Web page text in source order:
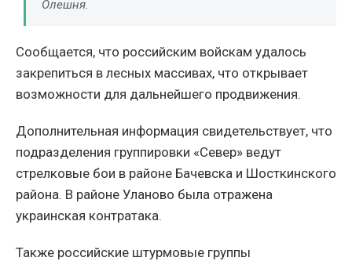
Олешня.
Сообщается, что российским войскам удалось
закрепиться в лесных массивах, что открывает
возможности для дальнейшего продвижения.
Дополнительная информация свидетельствует, что
подразделения группировки «Север» ведут
стрелковые бои в районе Бачевска и Шосткинского
района. В районе Уланово была отражена
украинская контратака.
Также российские штурмовые группы